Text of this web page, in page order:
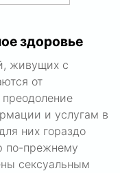
здоровье
живущих с
от
преодоление
и услугам в
них гораздо
по-прежнему
сексуальным